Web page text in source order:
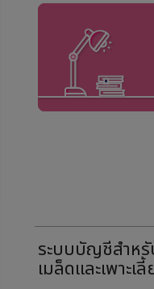
ระบบบัญชีสำหรั
เมล็ดและเพาะเ